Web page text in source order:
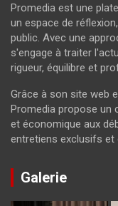
Promedia est une
un espace de
public. Avec une
s'engage à traiter
rigueur, équilibre et
Grâce à son site web
Promedia propose un
et économique aux
entretiens exclusifs et
Galerie